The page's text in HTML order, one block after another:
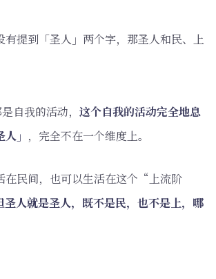
有提到「圣人」两个字，那圣人和民、上
自我的活动， 这个自我的活动完全地息
」 ，完全不在一个维度上。
在民间，也可以生活在这个“上流阶
圣人就是圣人，既不是民，也不是上，哪